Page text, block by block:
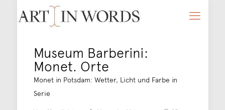
Museum Barberini:
Monet. Orte
Monet in Potsdam: Wetter, Licht und Farbe in
Serie